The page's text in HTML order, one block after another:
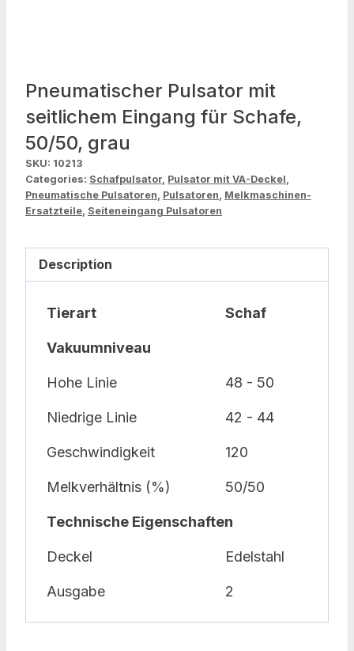
Pneumatischer Pulsator mit
seitlichem Eingang für Schafe,
50/50, grau
SKU: 10213
Categories: Schafpulsator, Pulsator mit VA-Deckel,
Pneumatische Pulsatoren, Pulsatoren, Melkmaschinen-
Ersatzteile, Seiteneingang Pulsatoren
Description
Tierart Schaf
Vakuumniveau
Hohe Linie 48 - 50
Niedrige Linie 42 - 44
Geschwindigkeit 120
Melkverhältnis (%) 50/50
Technische Eigenschaften
Deckel Edelstahl
Ausgabe 2